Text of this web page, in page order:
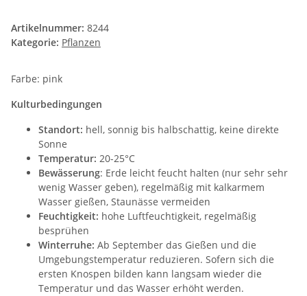
Artikelnummer: 8244
Kategorie: Pflanzen
Farbe: pink
Kulturbedingungen
Standort: hell, sonnig bis halbschattig, keine direkte
Sonne
Temperatur: 20-25°C
Bewässerung: Erde leicht feucht halten (nur sehr sehr
wenig Wasser geben), regelmäßig mit kalkarmem
Wasser gießen, Staunässe vermeiden
Feuchtigkeit: hohe Luftfeuchtigkeit, regelmäßig
besprühen
Winterruhe: Ab September das Gießen und die
Umgebungstemperatur reduzieren. Sofern sich die
ersten Knospen bilden kann langsam wieder die
Temperatur und das Wasser erhöht werden.